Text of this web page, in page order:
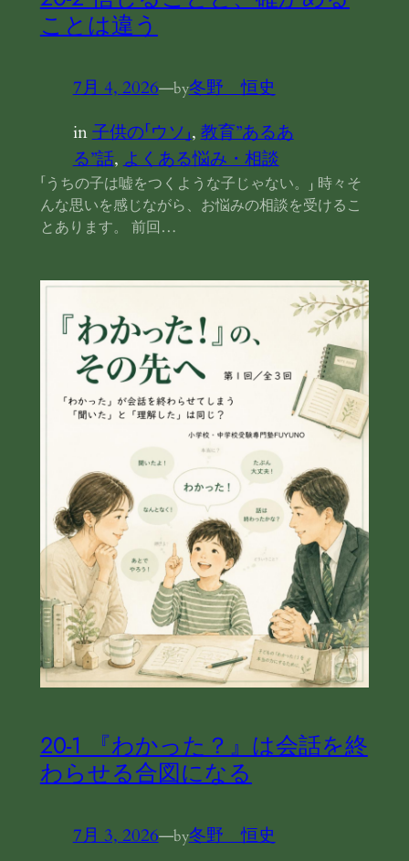
ことは違う
7月 4, 2026—by冬野 恒史
in子供の「ウソ」, 教育”あるあ
る”話, よくある悩み・相談
「うちの子は嘘をつくような子じゃない。」 時々そ
んな思いを感じながら、お悩みの相談を受けるこ
とあります。 前回…
20‐1 『わかった？』は会話を終
わらせる合図になる
7月 3, 2026—by冬野 恒史